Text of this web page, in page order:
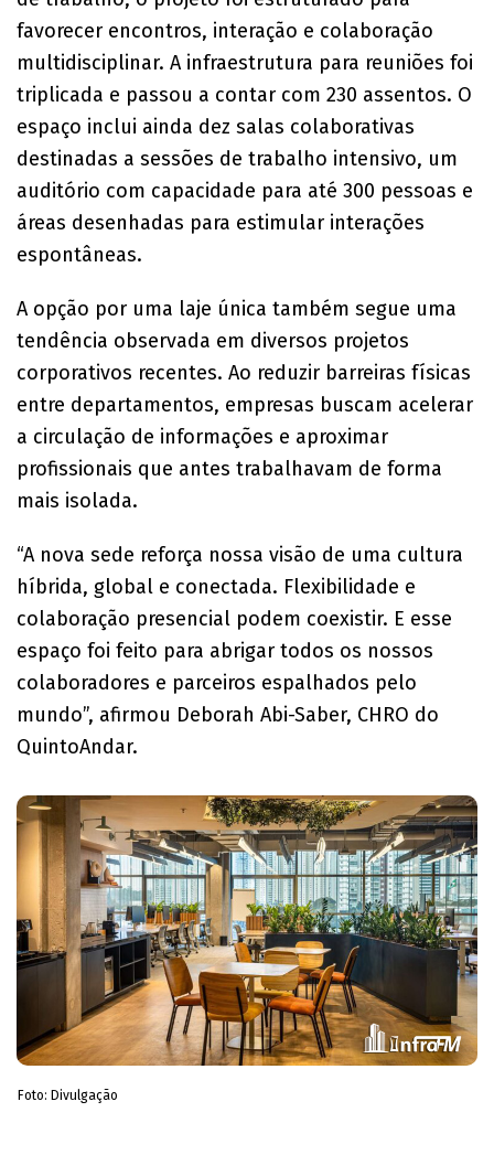
favorecer encontros, interação e colaboração
multidisciplinar. A infraestrutura para reuniões foi
triplicada e passou a contar com 230 assentos. O
espaço inclui ainda dez salas colaborativas
destinadas a sessões de trabalho intensivo, um
auditório com capacidade para até 300 pessoas e
áreas desenhadas para estimular interações
espontâneas.
A opção por uma laje única também segue uma
tendência observada em diversos projetos
corporativos recentes. Ao reduzir barreiras físicas
entre departamentos, empresas buscam acelerar
a circulação de informações e aproximar
profissionais que antes trabalhavam de forma
mais isolada.
“A nova sede reforça nossa visão de uma cultura
híbrida, global e conectada. Flexibilidade e
colaboração presencial podem coexistir. E esse
espaço foi feito para abrigar todos os nossos
colaboradores e parceiros espalhados pelo
mundo”, afirmou Deborah Abi-Saber, CHRO do
QuintoAndar.
Foto: Divulgação